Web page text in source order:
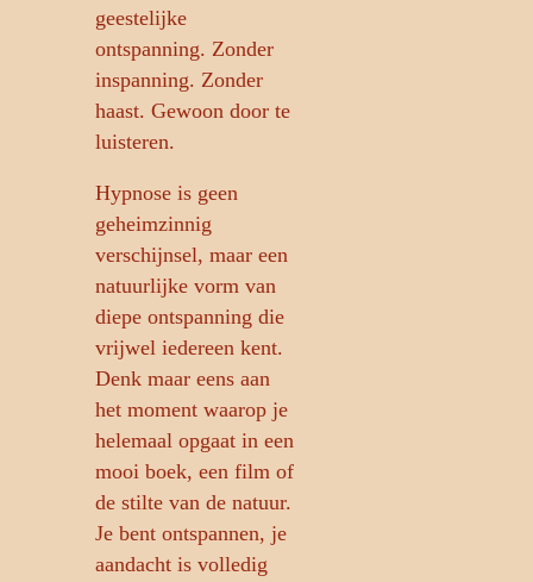
geestelijke
ontspanning. Zonder
inspanning. Zonder
haast. Gewoon door te
luisteren.
Hypnose is geen
geheimzinnig
verschijnsel, maar een
natuurlijke vorm van
diepe ontspanning die
vrijwel iedereen kent.
Denk maar eens aan
het moment waarop je
helemaal opgaat in een
mooi boek, een film of
de stilte van de natuur.
Je bent ontspannen, je
aandacht is volledig